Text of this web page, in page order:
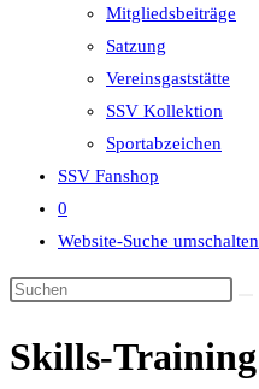
Mitgliedsbeiträge
Satzung
Vereinsgaststätte
SSV Kollektion
Sportabzeichen
SSV Fanshop
0
Website-Suche umschalten
Skills-Training